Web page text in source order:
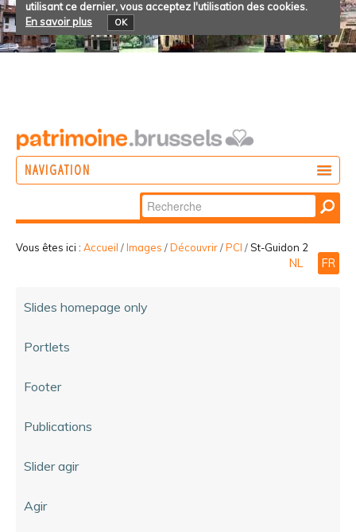
utilisant ce dernier, vous acceptez l'utilisation des cookies.
En savoir plus
OK
NAVIGATION
Chercher par
Recherche
avancée…
Vous êtes ici : Accueil /Images /Découvrir/PCI /St-Guidon 2
NL FR
Slides homepage only
Portlets
Footer
Publications
Slider agir
Agir